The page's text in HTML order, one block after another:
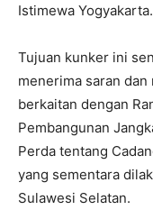
Istimewa Yogyakarta.
Tujuan kunker ini
menerima saran
berkaitan dengan
Pembangunan
Perda tentang
yang sementara
Sulawesi Selatan.